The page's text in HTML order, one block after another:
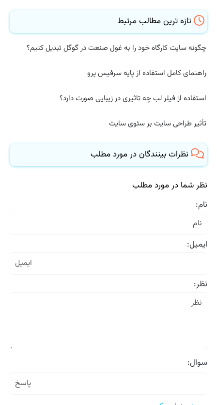
تازه ترین مطالب مرتبط
چگونه سایت کارگاه خود را به غول صنعت در گوگل تبدیل کنیم؟
راهنمای کامل استفاده از پایه سرفیس پرو
استفاده از فیلر لب چه تاثیری در زیبایی صورت دارد؟
تأثیر طراحی سایت بر سئوی سایت
نظرات بینندگان در مورد مطلب
نظر شما در مورد مطلب
نام:
ایمیل:
نظر:
سوال: